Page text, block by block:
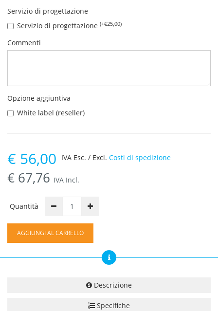
Servizio di progettazione
Servizio di progettazione (+€25,00)
Commenti
Opzione aggiuntiva
White label (reseller)
€ 56,00
€ 67,76 IVA Incl.
IVA Esc. / Excl. Costi di spedizione
Quantità
AGGIUNGI AL CARRELLO
Descrizione
Specifiche